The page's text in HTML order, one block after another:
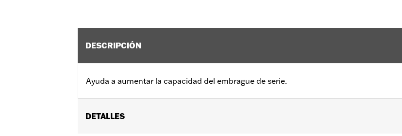
DESCRIPCIÓN
Ayuda a aumentar la capacidad del embrague de serie.
DETALLES